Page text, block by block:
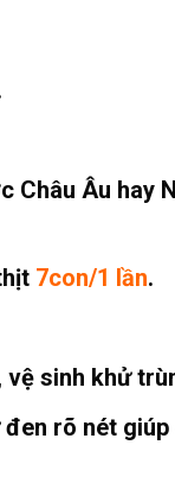
Châu Âu hay
7con/1 lần.
vệ sinh khử
đen rõ nét